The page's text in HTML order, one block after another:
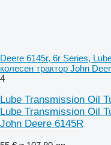
Deere 6145r, 6r Series,
колесен трактор John
4
Lube Transmission Oil
Lube Transmission Oil
John Deere 6145R